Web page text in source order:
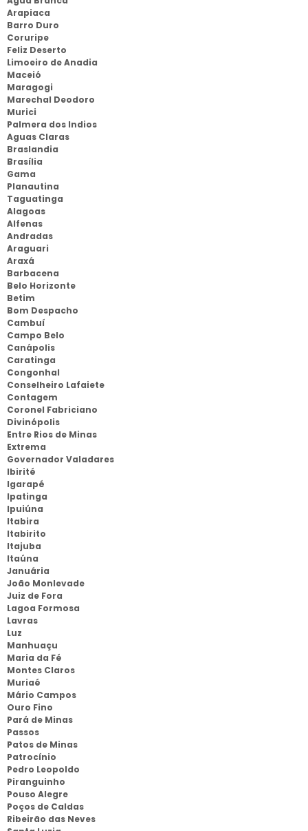
Arapiaca
Barro Duro
Coruripe
Feliz Deserto
Limoeiro de Anadia
Maceió
Maragogi
Marechal Deodoro
Murici
Palmera dos Indios
Aguas Claras
Braslandia
Brasília
Gama
Planautina
Taguatinga
Alagoas
Alfenas
Andradas
Araguari
Araxá
Barbacena
Belo Horizonte
Betim
Bom Despacho
Cambuí
Campo Belo
Canápolis
Caratinga
Congonhal
Conselheiro Lafaiete
Contagem
Coronel Fabriciano
Divinópolis
Entre Rios de Minas
Extrema
Governador Valadares
Ibirité
Igarapé
Ipatinga
Ipuiúna
Itabira
Itabirito
Itajuba
Itaúna
Januária
João Monlevade
Juiz de Fora
Lagoa Formosa
Lavras
Luz
Manhuaçu
Maria da Fé
Montes Claros
Muriaé
Mário Campos
Ouro Fino
Pará de Minas
Passos
Patos de Minas
Patrocínio
Pedro Leopoldo
Piranguinho
Pouso Alegre
Poços de Caldas
Ribeirão das Neves